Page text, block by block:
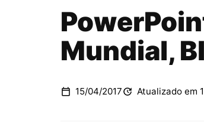
Mundial,
15/04/2017 Atualizado em